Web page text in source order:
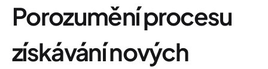
Porozumění procesu
získávání nových